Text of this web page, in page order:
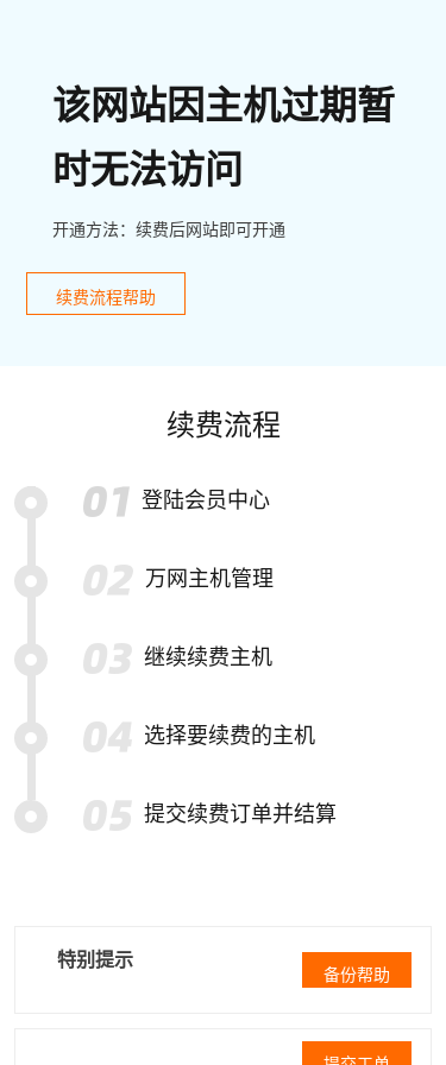
该网站因主机过期暂
时无法访问
开通方法：续费后网站即可开通
续费流程帮助
续费流程
登陆会员中心
万网主机管理
继续续费主机
选择要续费的主机
提交续费订单并结算
特别提示
备份帮助